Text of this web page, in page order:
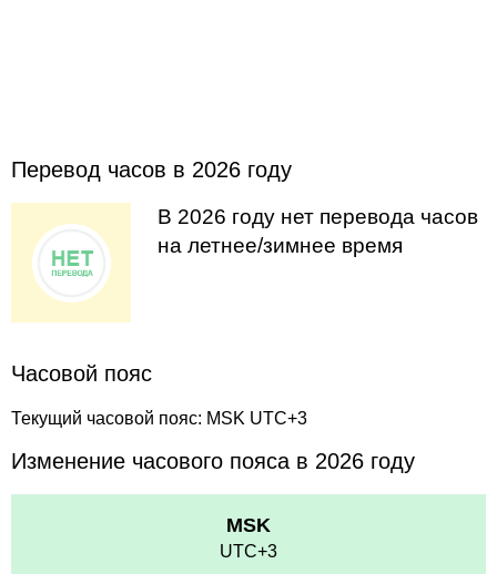
Перевод часов в 2026 году
В 2026 году нет перевода часов
на летнее/зимнее время
Часовой пояс
Текущий часовой пояс: MSK UTC+3
Изменение часового пояса в 2026 году
MSK
UTC+3